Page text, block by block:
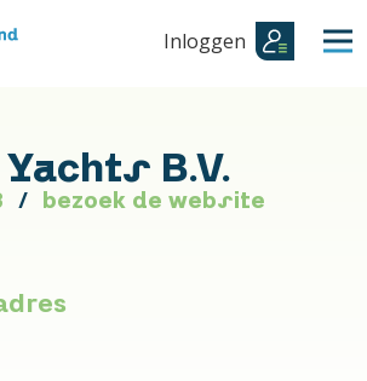
Inloggen
B.V.
bezoek de website